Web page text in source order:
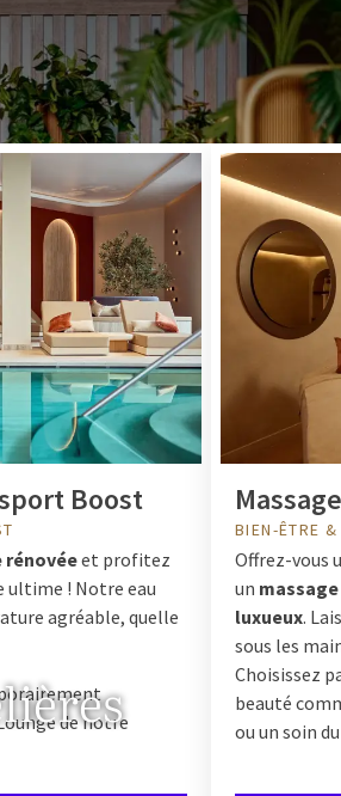
de nos installations. Sportif,
rendre votre séjour dans notre
Boost
rénovéeet profitez
ultime ! Notre eau
agréable, quelle
de notre
BIEN-ÊTRE
Offrez-vous
un massage
luxueux.
sous les
Choisissez
beauté
ou un soin